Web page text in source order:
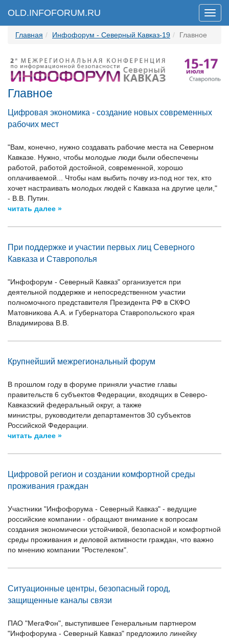
Меню
OLD.INFOFORUM.RU
Главная Инфофорум - Северный Кавказ-19 Главное
Главное
Цифровая экономика - создание новых современных
рабочих мест
"Вам, конечно, нужно создавать рабочие места на Северном
Кавказе. Нужно, чтобы молодые люди были обеспечены
работой, работой достойной, современной, хорошо
оплачиваемой... Чтобы нам выбить почву из-под ног тех, кто
хочет настраивать молодых людей с Кавказа на другие цели,"
- В.В. Путин.
читать далее »
При поддержке и участии первых лиц Северного
Кавказа и Ставрополья
"Инфофорум - Северный Кавказ" организуется при
деятельной поддержке и непосредственном участии
полномочного представителя Президента РФ в СКФО
Матовникова А.А. и Губернатора Ставропольского края
Владимирова В.В.
Крупнейший межрегиональный форум
В прошлом году в форуме приняли участие главы
правительств 6 субъектов Федерации, входящих в Северо-
Кавказский федеральный округ, а также
министры, руководители департаментов 30 субъектов
Российской Федерации.
читать далее »
Цифровой регион и создании комфортной среды
проживания граждан
Участники "Инфофорума - Северный Кавказ" - ведущие
российские компании - обращают внимание к вопросам
создания экономически устойчивой, безопасной и комфортной
среды проживания и деловой активности граждан, что важно
по мнению компании "Ростелеком".
Ситуационные центры, безопасный город,
защищенные каналы связи
ПАО "МегаФон", выступившее Генеральным партнером
"Инфофорума - Северный Кавказ" предложило линейку